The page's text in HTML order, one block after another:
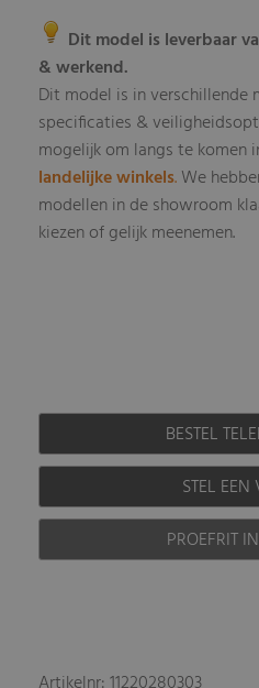
Dit model is leverbaar
& werkend.
Dit model is in verschillende
specificaties &
mogelijk om langs te komen
landelijke winkels.We
modellen in de showroom
kiezen of gelijk meenemen.
BESTEL
STEL
PROEFRIT